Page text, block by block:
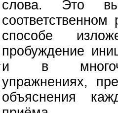
слова. Это
способе
пробуждение
и в
упражнениях,
объяснения